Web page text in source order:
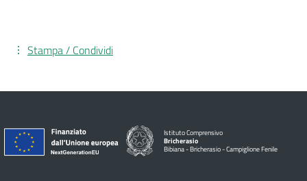
Stampa / Condividi
Istituto Comprensivo
Bricherasio
Bibiana - Bricherasio - Campiglione Fenile